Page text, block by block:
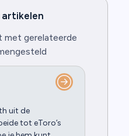
met gerelateerde
uit de
tot eToro’s